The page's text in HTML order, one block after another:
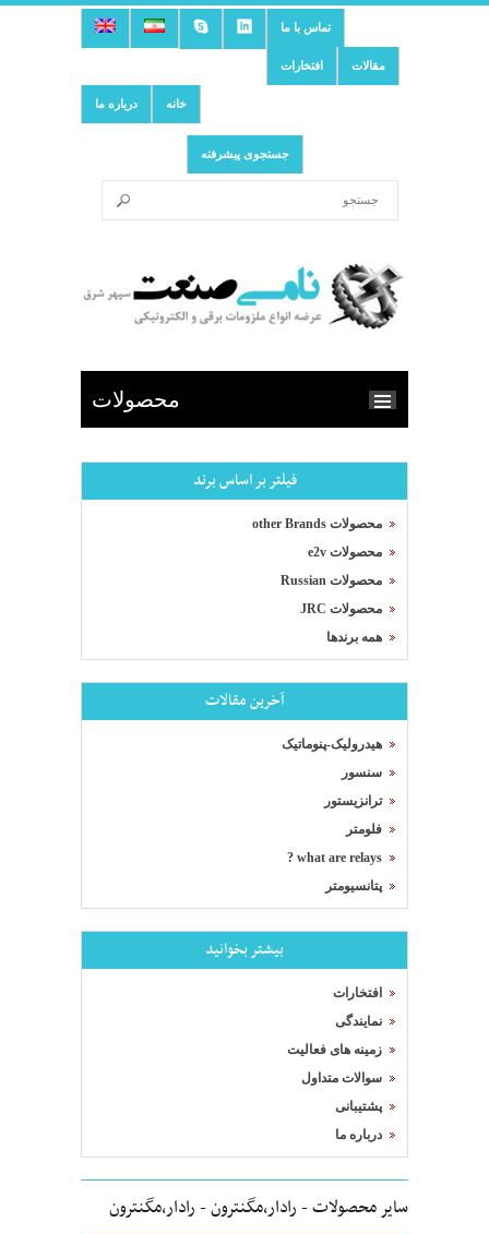
تماس با ما
افتخارات مقالات
درباره ما خانه
جستجوی پیشرفته
محصولات
فیلتر بر اساس برند
محصولات other Brands
محصولات e2v
محصولات Russian
محصولات JRC
همه برندها
آخرین مقالات
هیدرولیک-پنوماتیک
سنسور
ترانزیستور
فلومتر
what are relays ?
پتانسیومتر
بیشتر بخوانید
افتخارات
نمایندگی
زمینه های فعالیت
سوالات متداول
پشتیبانی
درباره ما
سایر محصولات - رادار,مگنترون - رادار,مگنترون